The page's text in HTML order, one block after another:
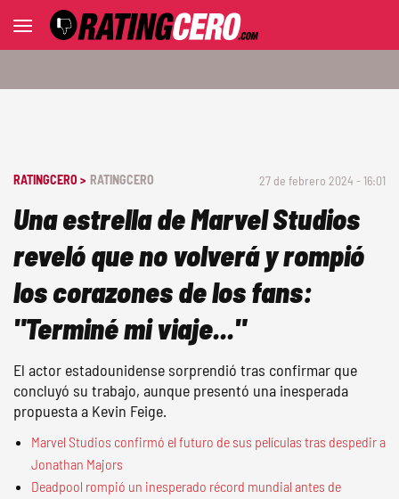
RATINGCERO > RATINGCERO 27 de febrero 2024 - 16:01
Una estrella de Marvel Studios
reveló que no volverá y rompió
los corazones de los fans:
"Terminé mi viaje..."
El actor estadounidense sorprendió tras confirmar que
concluyó su trabajo, aunque presentó una inesperada
propuesta a Kevin Feige.
Marvel Studios confirmó el futuro de sus películas tras despedir a
Jonathan Majors
Deadpool rompió un inesperado récord mundial antes de